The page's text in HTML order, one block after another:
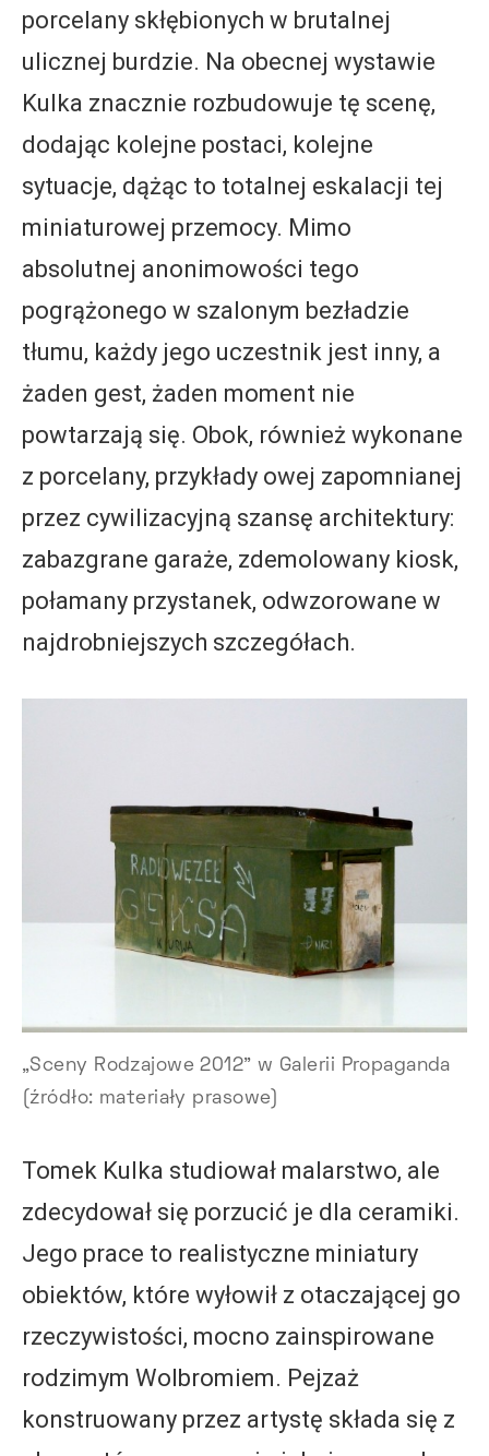
porcelany skłębionych w brutalnej
ulicznej burdzie. Na obecnej wystawie
Kulka znacznie rozbudowuje tę scenę,
dodając kolejne postaci, kolejne
sytuacje, dążąc to totalnej eskalacji tej
miniaturowej przemocy. Mimo
absolutnej anonimowości tego
pogrążonego w szalonym bezładzie
tłumu, każdy jego uczestnik jest inny, a
żaden gest, żaden moment nie
powtarzają się. Obok, również wykonane
z porcelany, przykłady owej zapomnianej
przez cywilizacyjną szansę architektury:
zabazgrane garaże, zdemolowany kiosk,
połamany przystanek, odwzorowane w
najdrobniejszych szczegółach.
„Sceny Rodzajowe 2012” w Galerii Propaganda
(źródło: materiały prasowe)
Tomek Kulka studiował malarstwo, ale
zdecydował się porzucić je dla ceramiki.
Jego prace to realistyczne miniatury
obiektów, które wyłowił z otaczającej go
rzeczywistości, mocno zainspirowane
rodzimym Wolbromiem. Pejzaż
konstruowany przez artystę składa się z